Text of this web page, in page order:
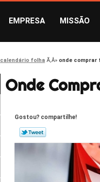
EMPRESA MISSÃO
calendário folha onde comprar
Onde
Gostou? compartilhe!